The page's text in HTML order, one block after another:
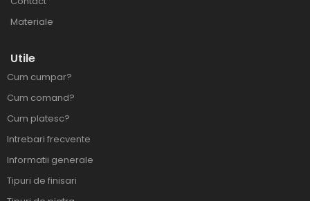
Materiale
Utile
Cum cumpar?
Cum comand?
Cum platesc?
Intrebari frecvente
Informatii generale
Tipuri de finisari